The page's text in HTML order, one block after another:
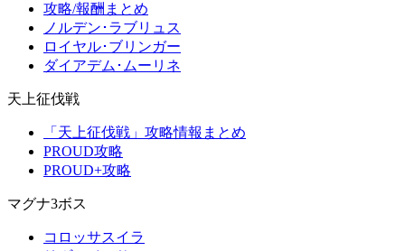
攻略/報酬まとめ
ノルデン･ラブリュス
ロイヤル･ブリンガー
ダイアデム･ムーリネ
天上征伐戦
「天上征伐戦」攻略情報まとめ
PROUD攻略
PROUD+攻略
マグナ3ボス
コロッサスイラ